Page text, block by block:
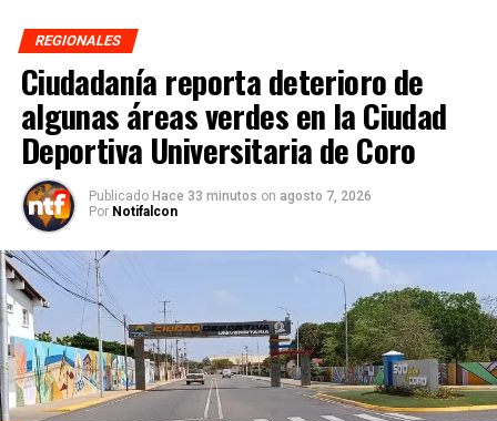
REGIONALES
Ciudadanía reporta deterioro de
algunas áreas verdes en la Ciudad
Deportiva Universitaria de Coro
Publicado Hace 33 minutos on agosto 7, 2026
Por Notifalcon